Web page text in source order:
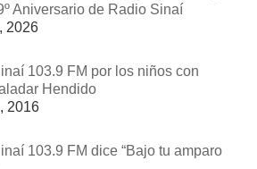
Aniversario de Radio Sinaí
2026
103.9 FM por los niños con
Hendido
2016
103.9 FM dice “Bajo tu amparo